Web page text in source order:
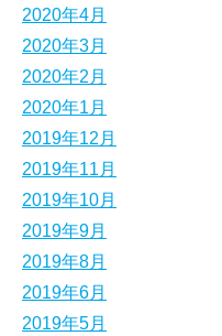
2020年4月
2020年3月
2020年2月
2020年1月
2019年12月
2019年11月
2019年10月
2019年9月
2019年8月
2019年6月
2019年5月